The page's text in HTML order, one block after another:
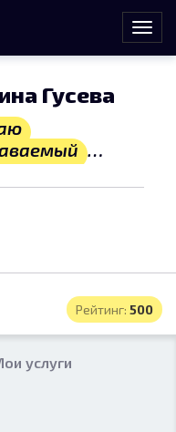
Гусева
Рейтинг: 500
услуги